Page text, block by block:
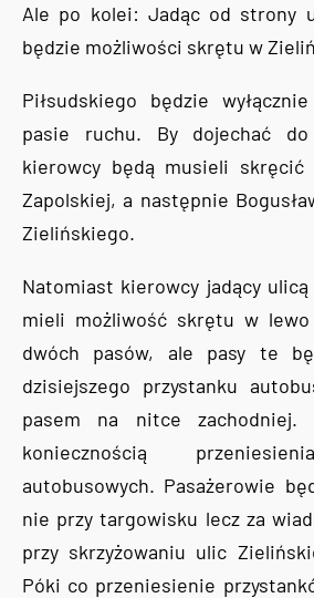
Ale po kolei: Jadąc od strony
będzie możliwości skrętu w
Piłsudskiego będzie
pasie ruchu. By dojechać
kierowcy będą musieli skręcić
Zapolskiej, a następnie
Zielińskiego.
Natomiast kierowcy jadący
mieli możliwość skrętu w
dwóch pasów, ale pasy te
dzisiejszego przystanku
pasem na nitce
koniecznością
autobusowych. Pasażerowie
nie przy targowisku lecz za
przy skrzyżowaniu ulic
Póki co przeniesienie